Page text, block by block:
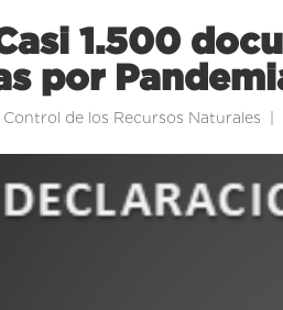
1.500
por
Control de los Recursos Naturales